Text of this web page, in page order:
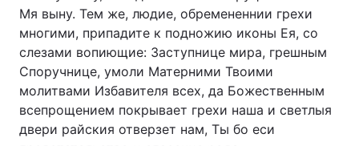
Мя выну. Тем же, людие, обремененнии грехи
многими, припадите к подножию иконы Ея, со
слезами вопиющие: Заступнице мира, грешным
Споручнице, умоли Матерними Твоими
молитвами Избавителя всех, да Божественным
всепрощением покрывает грехи наша и светлыя
двери райския отверзет нам, Ты бо еси